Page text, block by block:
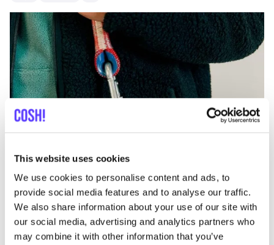
This website uses cookies
We use cookies to personalise content and ads, to
provide social media features and to analyse our traffic.
We also share information about your use of our site with
our social media, advertising and analytics partners who
may combine it with other information that you’ve